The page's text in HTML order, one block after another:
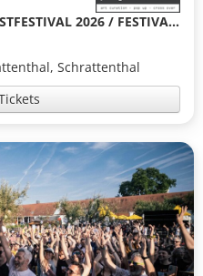
ALL THAT FREUD ! / ZEITKUNSTFESTIVAL 2026 / FESTIVAL-TICKET 3 Tage
Schrattenthal